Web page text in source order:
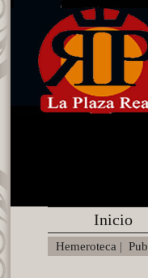
Inicio
Hemeroteca |